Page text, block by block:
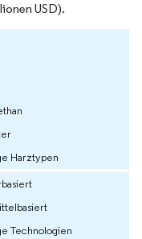
USD).
Harztypen
Technologien